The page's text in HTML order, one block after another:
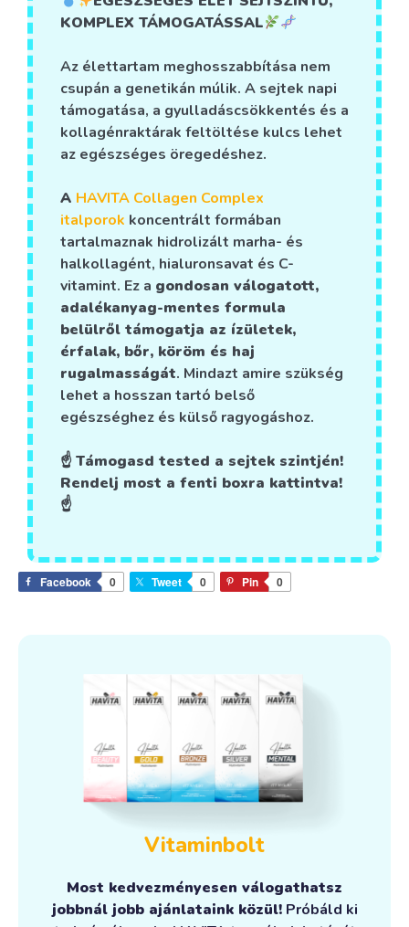
KOMPLEX TÁMOGATÁSSAL
Az élettartam meghosszabbítása nem
csupán a genetikán múlik. A sejtek napi
támogatása, a gyulladáscsökkentés és a
kollagénraktárak feltöltése kulcs lehet
az egészséges öregedéshez.
A HAVITA Collagen Complex
italporok koncentrált formában
tartalmaznak hidrolizált marha- és
halkollagént, hialuronsavat és C-
vitamint. Ez a gondosan válogatott,
adalékanyag-mentes formula
belülről támogatja az ízületek,
érfalak, bőr, köröm és haj
rugalmasságát. Mindazt amire szükség
lehet a hosszan tartó belső
egészséghez és külső ragyogáshoz.
☝️ Támogasd tested a sejtek szintjén!
Rendelj most a fenti boxra kattintva!
☝️
Facebook 0 Tweet 0 Pin 0
Vitaminbolt
Most kedvezményesen válogathatsz
jobbnál jobb ajánlataink közül!Próbáld ki